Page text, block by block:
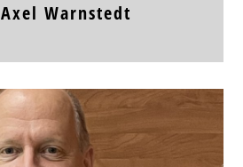
Axel Warnstedt
Position